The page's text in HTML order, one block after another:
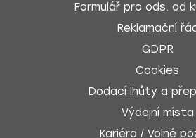
Formulář pro ods. od
Reklamační
GDPR
Cookies
Dodací lhůty a
Výdejní místa
Kariéra / Volné